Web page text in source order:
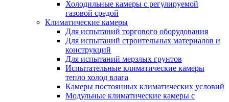
Холодильные камеры с регулируемой
газовой средой
Климатические камеры
Для испытаний торгового оборудования
Для испытаний строительных материалов и
конструкций
Для испытаний мерзлых грунтов
Испытательные климатические камеры
тепло холод влага
Камеры постоянных климатических условий
Модульные климатические камеры с